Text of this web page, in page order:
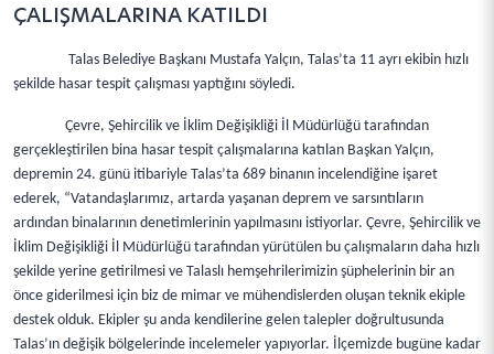
ÇALIŞMALARINA KATILDI
Talas Belediye Başkanı Mustafa Yalçın, Talas’ta 11 ayrı ekibin hızlı
şekilde hasar tespit çalışması yaptığını söyledi.
Çevre, Şehircilik ve İklim Değişikliği İl Müdürlüğü tarafından
gerçekleştirilen bina hasar tespit çalışmalarına katılan Başkan Yalçın,
depremin 24. günü itibariyle Talas’ta 689 binanın incelendiğine işaret
ederek, “Vatandaşlarımız, artarda yaşanan deprem ve sarsıntıların
ardından binalarının denetimlerinin yapılmasını istiyorlar. Çevre, Şehircilik ve
İklim Değişikliği İl Müdürlüğü tarafından yürütülen bu çalışmaların daha hızlı
şekilde yerine getirilmesi ve Talaslı hemşehrilerimizin şüphelerinin bir an
önce giderilmesi için biz de mimar ve mühendislerden oluşan teknik ekiple
destek olduk. Ekipler şu anda kendilerine gelen talepler doğrultusunda
Talas’ın değişik bölgelerinde incelemeler yapıyorlar. İlçemizde bugüne kadar